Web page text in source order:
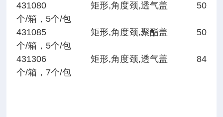
431080 矩形,角度颈,透气盖 50
个/箱，5个/包
431085 矩形,角度颈,聚酯盖 50
个/箱，5个/包
431306 矩形,角度颈,透气盖 84
个/箱，7个/包